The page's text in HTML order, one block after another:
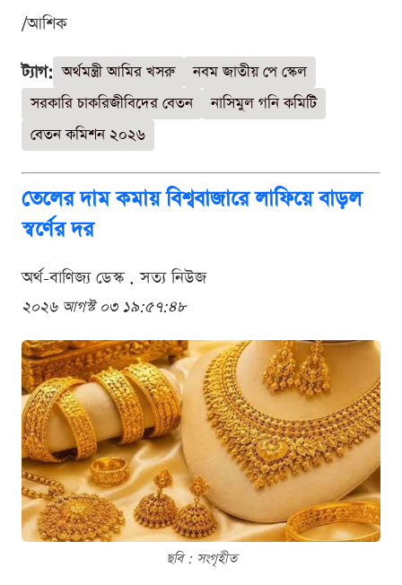
/আশিক
ট্যাগ: অর্থমন্ত্রী আমির খসরু
নবম জাতীয় পে স্কেল
সরকারি চাকরিজীবিদের বেতন
নাসিমুল গনি কমিটি
বেতন কমিশন ২০২৬
তেলের দাম কমায় বিশ্ববাজারে লাফিয়ে বাড়ল
স্বর্ণের দর
অর্থ-বাণিজ্য ডেস্ক . সত্য নিউজ
২০২৬ আগস্ট ০৩ ১৯:৫৭:৪৮
ছবি : সংগৃহীত